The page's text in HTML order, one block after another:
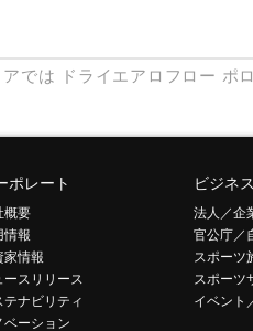
では ドライエアロフロー ポ
ポレート
概要
情報
家情報
ースリリース
テナビリティ
ベーション
ビジネ
法人／企
官公庁／
スポーツ
スポーツ
イベント